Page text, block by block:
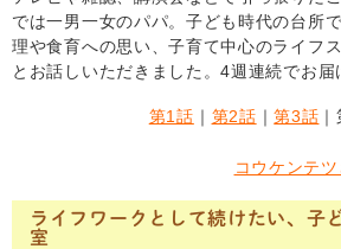
では一男一女のパパ。子ども時代の台所
理や食育への思い、子育て中心のライフ
とお話しいただきました。4週連続でお届
第1話 ｜ 第2話 ｜第3話
コウケンテ
ライフワークとして続けたい、子
室